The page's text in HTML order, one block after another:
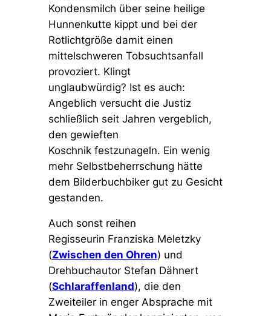
Kondensmilch über seine heilige
Hunnenkutte kippt und bei der
Rotlichtgröße damit einen
mittelschweren Tobsuchtsanfall
provoziert. Klingt
unglaubwürdig? Ist es auch:
Angeblich versucht die Justiz
schließlich seit Jahren vergeblich,
den gewieften
Koschnik festzunageln. Ein wenig
mehr Selbstbeherrschung hätte
dem Bilderbuchbiker gut zu Gesicht
gestanden.
Auch sonst reihen
Regisseurin Franziska Meletzky
(Zwischen den Ohren) und
Drehbuchautor Stefan Dähnert
(Schlaraffenland), die den
Zweiteiler in enger Absprache mit